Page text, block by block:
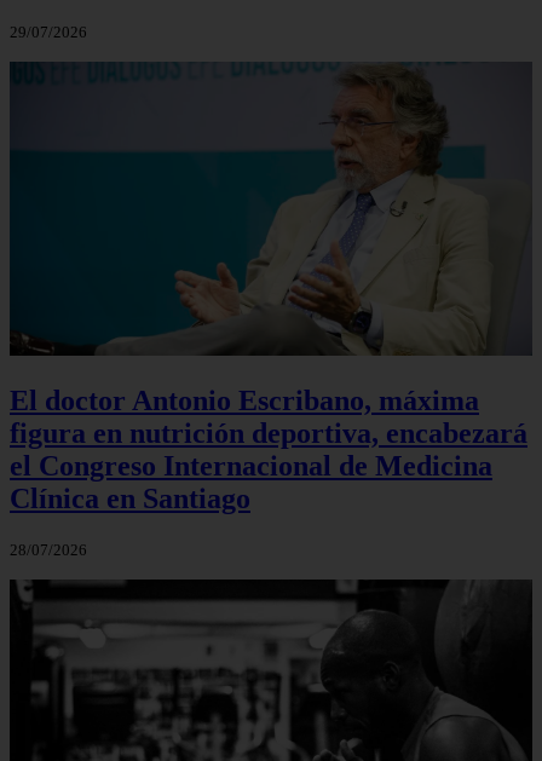
29/07/2026
El doctor Antonio Escribano, máxima
figura en nutrición deportiva, encabezará
el Congreso Internacional de Medicina
Clínica en Santiago
28/07/2026